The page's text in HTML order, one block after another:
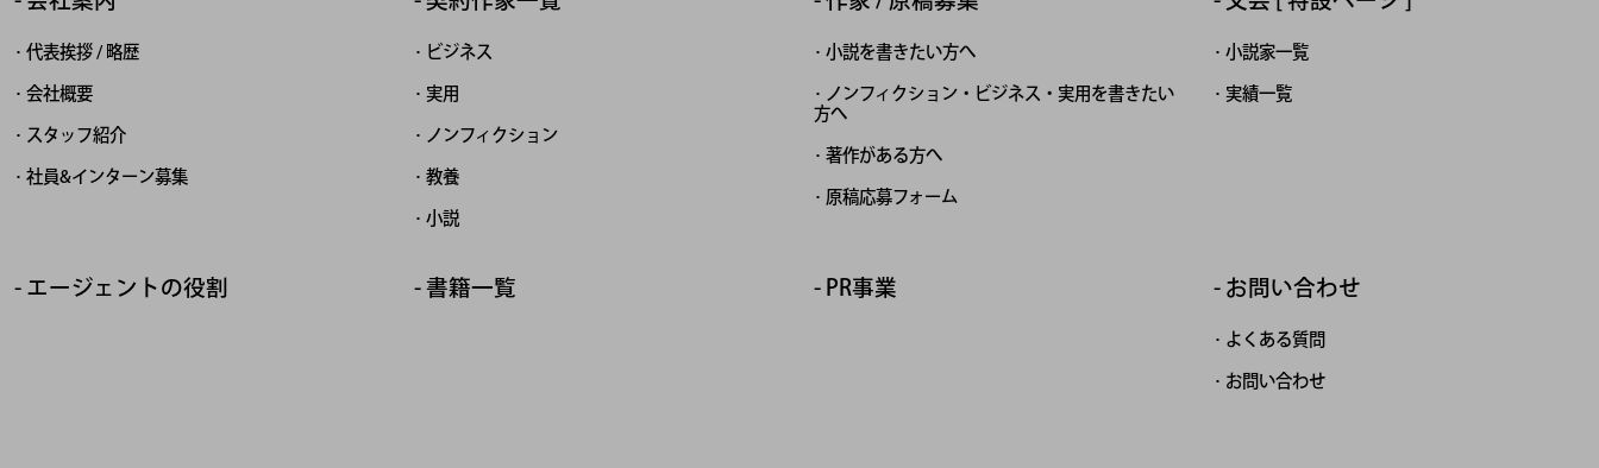
代表挨拶 / 略歴
会社概要
スタッフ紹介
社員&インターン募集
ビジネス
実用
ノンフィクション
教養
小説
小説を書きたい方へ
ノンフィクション・ビジネス・実用を書きたい
方へ
著作がある方へ
原稿応募フォーム
小説家一覧
実績一覧
エージェントの役割 書籍一覧 PR事業 お問い合わせ
よくある質問
お問い合わせ